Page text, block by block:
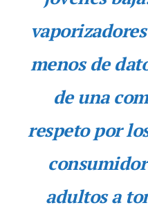
menos de
de una
respeto por
adultos a